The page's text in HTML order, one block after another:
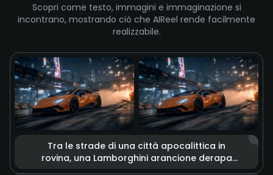
Scopri come testo, immagini e immaginazione si
incontrano, mostrando ciò che AIReel rende facilmente
realizzabile.
Tra le strade di una città apocalittica in
rovina, una Lamborghini arancione derapa